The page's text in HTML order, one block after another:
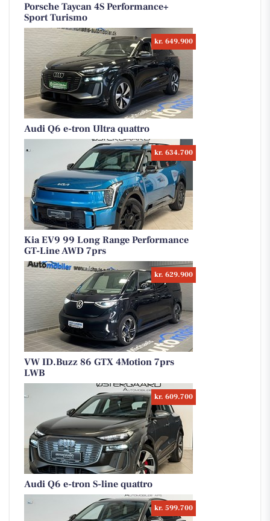
Porsche Taycan 4S Performance+
Sport Turismo
kr. 649.900
Audi Q6 e-tron Ultra quattro
kr. 634.700
Kia EV9 99 Long Range Performance
GT-Line AWD 7prs
kr. 629.900
VW ID.Buzz 86 GTX 4Motion 7prs
LWB
kr. 609.700
Audi Q6 e-tron S-line quattro
kr. 599.700